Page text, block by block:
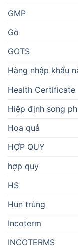
GMP
Gỗ
GOTS
Hàng nhập khẩu
Health Certificate
Hiệp định song
Hoa quả
HỢP QUY
hợp quy
HS
Hun trùng
Incoterm
INCOTERMS